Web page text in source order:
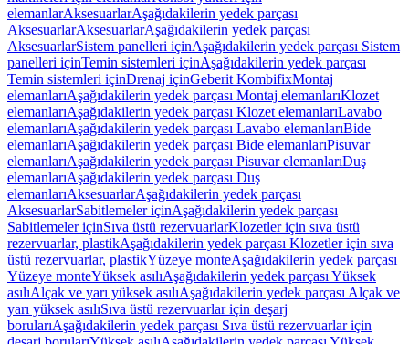
elemanlarAksesuarlarAşağıdakilerin yedek parçası
AksesuarlarAksesuarlarAşağıdakilerin yedek parçası
AksesuarlarSistem panelleri içinAşağıdakilerin yedek parçası Sistem
panelleri içinTemin sistemleri içinAşağıdakilerin yedek parçası
Temin sistemleri içinDrenaj içinGeberit KombifixMontaj
elemanlarıAşağıdakilerin yedek parçası Montaj elemanlarıKlozet
elemanlarıAşağıdakilerin yedek parçası Klozet elemanlarıLavabo
elemanlarıAşağıdakilerin yedek parçası Lavabo elemanlarıBide
elemanlarıAşağıdakilerin yedek parçası Bide elemanlarıPisuvar
elemanlarıAşağıdakilerin yedek parçası Pisuvar elemanlarıDuş
elemanlarıAşağıdakilerin yedek parçası Duş
elemanlarıAksesuarlarAşağıdakilerin yedek parçası
AksesuarlarSabitlemeler içinAşağıdakilerin yedek parçası
Sabitlemeler içinSıva üstü rezervuarlarKlozetler için sıva üstü
rezervuarlar, plastikAşağıdakilerin yedek parçası Klozetler için sıva
üstü rezervuarlar, plastikYüzeye monteAşağıdakilerin yedek parçası
Yüzeye monteYüksek asılıAşağıdakilerin yedek parçası Yüksek
asılıAlçak ve yarı yüksek asılıAşağıdakilerin yedek parçası Alçak ve
yarı yüksek asılıSıva üstü rezervuarlar için deşarj
borularıAşağıdakilerin yedek parçası Sıva üstü rezervuarlar için